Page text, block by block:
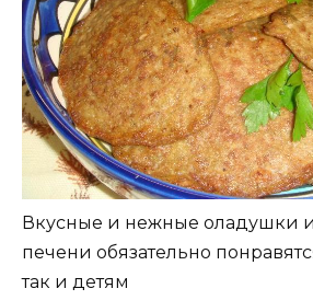
Вкусные и нежные оладушки
печени обязательно
так и детям